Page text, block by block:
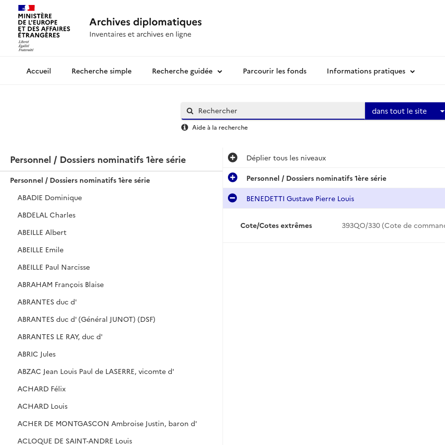
Archives diplomatiquesRecherche simple Recherche guidée Parcourir les fonds Informations pratiques
dans tout le site
Aide à la recherche
Personnel / Dossiers nominatifs 1ère série
Personnel / Dossiers nominatifs 1ère série
ABADIE Dominique
ABDELAL Charles
ABEILLE Albert
ABEILLE Emile
ABEILLE Paul Narcisse
ABRAHAM François Blaise
ABRANTES duc d'
ABRANTES duc d' (Général JUNOT) (DSF)
ABRANTES LE RAY, duc d'
ABRIC Jules
ABZAC Jean Louis Paul de LASERRE, vicomte d'
ACHARD Félix
ACHARD Louis
ACHER DE MONTGASCON Ambroise Justin, baron d'
ACLOQUE DE SAINT-ANDRE Louis
Déplier tous les niveaux
Personnel / Dossiers nominatifs 1ère série
BENEDETTI Gustave Pierre Louis
Cote/Cotes extrêmes 393QO/330 (Cote de